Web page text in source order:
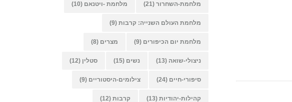
מלחמת-השחרור (21) מלחמת -ויטנאם (10)
מלחמת העולם השנייה: קרבות (9)
מלחמת יום הכיפורים (9) מצרים (8)
ניצולי-שואה (13) נשים (15) סטלין (12)
סיפורי-חיים (24) צילומים-היסטוריים (9)
קהילות-יהודיות (13) קרבות (12)